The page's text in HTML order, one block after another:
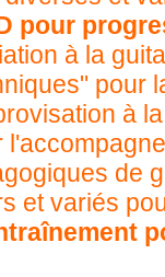
pour
à la
pour
à
de
et variés